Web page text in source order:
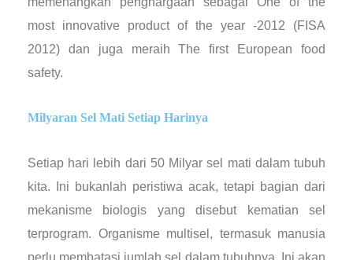
most innovative product of the year -2012 (FISA
2012) dan juga meraih The first European food
safety.
Milyaran Sel Mati Setiap Harinya
Setiap hari lebih dari 50 Milyar sel mati dalam tubuh
kita. Ini bukanlah peristiwa acak, tetapi bagian dari
mekanisme biologis yang disebut kematian sel
terprogram. Organisme multisel, termasuk manusia
perlu membatasi jumlah sel dalam tubuhnya. Ini akan